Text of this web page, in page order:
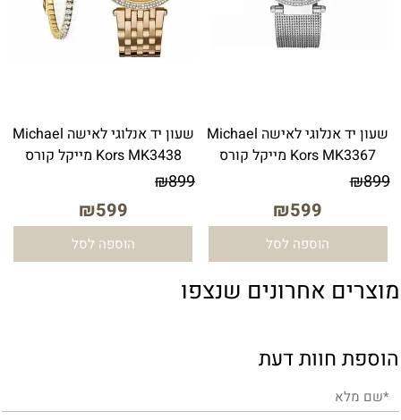
שעון יד אנלוגי לאישה Michael
Kors MK3367 מייקל קורס
₪899
₪599
הוספה לסל
שעון יד ‏אנלוגי ‏לאישה Michael
Kors MK3438 מייקל קורס
₪899
₪599
הוספה לסל
מוצרים אחרונים שנצפו
הוספת חוות דעת